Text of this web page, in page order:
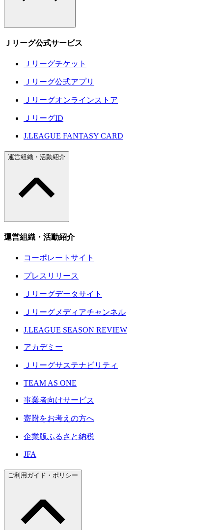
Ｊリーグ公式サービス
Ｊリーグチケット
Ｊリーグ公式アプリ
Ｊリーグオンラインストア
ＪリーグID
J.LEAGUE FANTASY CARD
運営組織・活動紹介
運営組織・活動紹介
コーポレートサイト
プレスリリース
Ｊリーグデータサイト
Ｊリーグメディアチャンネル
J.LEAGUE SEASON REVIEW
アカデミー
Ｊリーグサステナビリティ
TEAM AS ONE
事業者向けサービス
寄附をお考えの方へ
企業版ふるさと納税
JFA
ご利用ガイド・ポリシー